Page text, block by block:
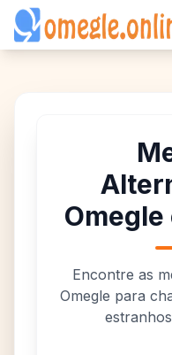
Omegle
Encontre as
Omegle para